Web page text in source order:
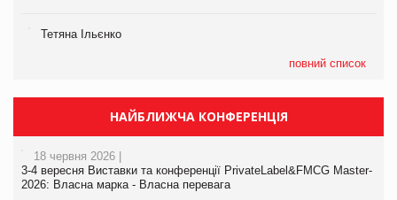
Тетяна Ільєнко
повний список
НАЙБЛИЖЧА КОНФЕРЕНЦІЯ
18 червня 2026 |
3-4 вересня Виставки та конференції PrivateLabel&FMCG Master-
2026: Власна марка - Власна перевага